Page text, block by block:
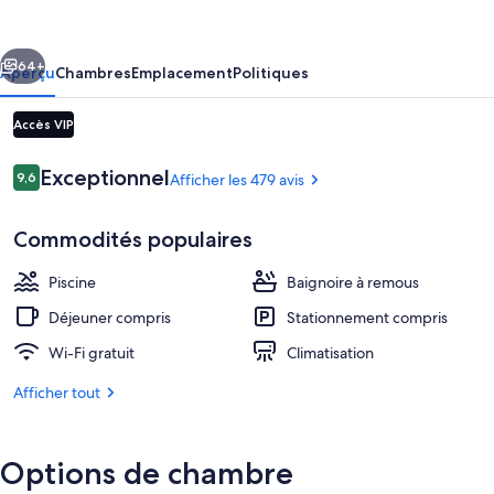
A
Town
&
Desert
Boutique
Hotel
Cour
Suivant
64+
AperçuChambresEmplacementPolitiques
Accès VIP
Avis
9,69,6 sur 10 –
ExceptionnelAfficher les 479 avis
Commodités populaires
Piscine
Baignoire à remous
Déjeuner compris
Stationnement compris
Wi-Fi gratuit
Climatisation
Afficher tout
Options de chambre